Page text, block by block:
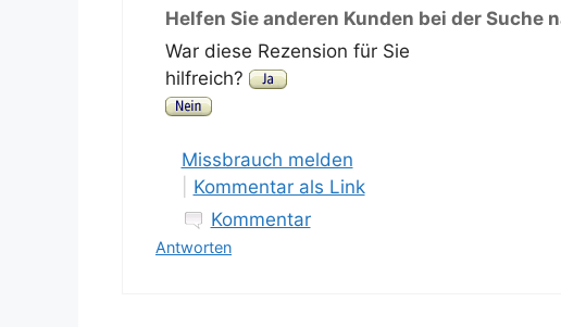
Helfen Sie anderen Kunden bei der Suche
War diese Rezension für Sie
hilfreich?
Missbrauch melden
Kommentar als Link
Kommentar
Antworten